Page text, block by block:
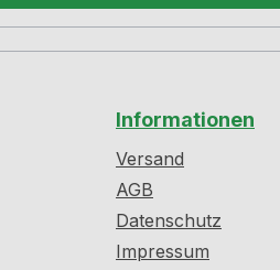
Informationen
Versand
AGB
Datenschutz
Impressum